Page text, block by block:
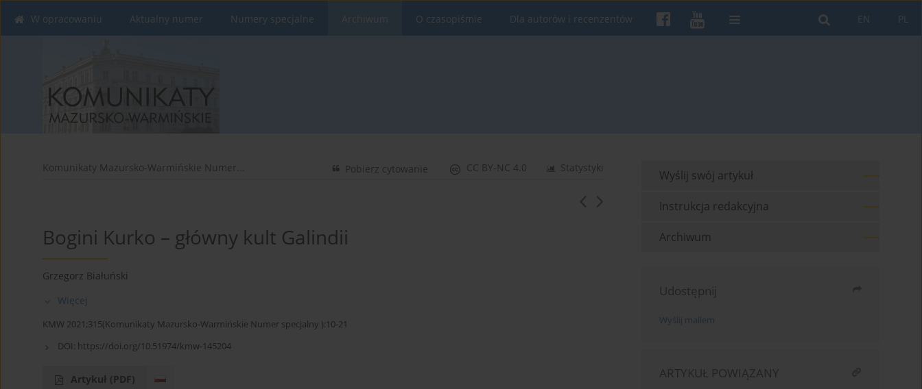
PL
EN
W opracowaniu Aktualny numer Numery specjalne Archiwum O czasopiśmie Dla autorów i recenzentów
Komunikaty Mazursko-Warmińskie Numer... Statystyki
CC BY-NC 4.0
Pobierz cytowanie
Bogini Kurko – główny kult Galindii
Grzegorz Białuński
Więcej
KMW 2021;315(Komunikaty Mazursko-Warmińskie Numer specjalny ):10-21
DOI: https://doi.org/10.51974/kmw-145204
Artykuł (PDF)
Wyślij swój artykuł
Instrukcja redakcyjna
Archiwum
Udostępnij
Wyślij mailem
ARTYKUŁ POWIĄZANY